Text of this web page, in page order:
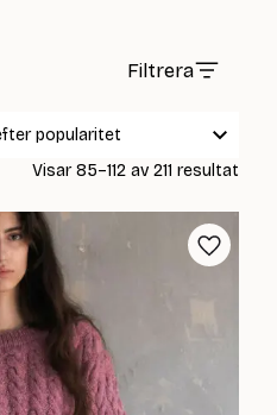
Filtrera
Visar 85–112 av 211 resultat